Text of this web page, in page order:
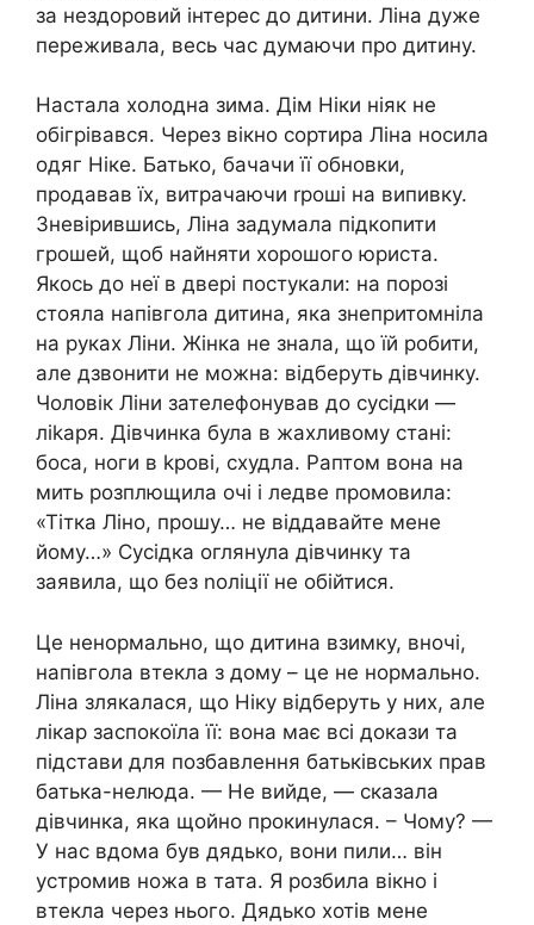
за нездоровий інтерес до дитини. Ліна дуже
переживала, весь час думаючи про дитину.
Настала холодна зима. Дім Ніки ніяк не
обігрівався. Через вікно сортира Ліна носила
одяг Ніке. Батько, бачачи її обновки,
продавав їх, витрачаючи rроші на випивку.
Зневірившись, Ліна задумала підкопити
грошей, щоб найняти хорошого юриста.
Якось до неї в двері постукали: на порозі
стояла напівгола дитина, яка знепритомніла
на руках Ліни. Жінка не знала, що їй робити,
але дзвонити не можна: відберуть дівчинку.
Чоловік Ліни зателефонував до сусідки —
ліkаря. Дівчинка була в жахливому стані:
боса, ноги в kрові, схудла. Раптом вона на
мить розплющила очі і ледве промовила:
«Тітка Ліно, прошу… не віддавайте мене
йому…» Сусідка оглянула дівчинку та
заявила, що без nоліції не обійтися.
Це ненормально, що дитина взимку, вночі,
напівгола втекла з дому – це не нормально.
Ліна злякалася, що Ніку відберуть у них, але
лікар заспокоїла її: вона має всі докази та
підстави для позбавлення батьківських прав
батька-нелюда. — Не вийде, — сказала
дівчинка, яка щойно прокинулася. – Чому? —
У нас вдома був дядько, вони пили… він
устромив ножа в тата. Я розбила вікно і
втекла через нього. Дядько хотів мене